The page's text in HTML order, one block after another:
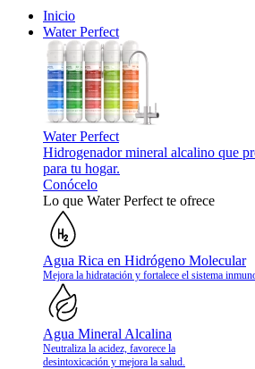
Inicio
Water Perfect
Water Perfect
Hidrogenador mineral alcalino que
para tu hogar.
Conócelo
Lo que Water Perfect te ofrece
Agua Rica en Hidrógeno Molecular
Mejora la hidratación y fortalece el sistema
Agua Mineral Alcalina
Neutraliza la acidez, favorece la
desintoxicación y mejora la salud.